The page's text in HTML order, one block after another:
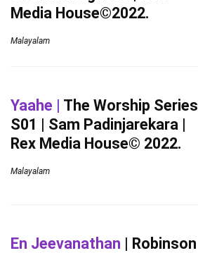
Media House©2022.
Malayalam
Yaahe | The Worship Series
S01 | Sam Padinjarekara |
Rex Media House© 2022.
Malayalam
En Jeevanathan | Robinson